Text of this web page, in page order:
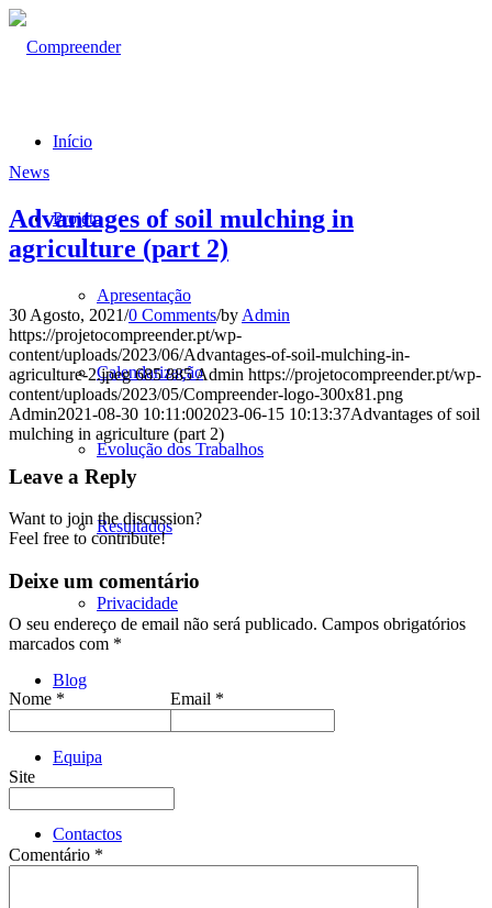
Início
Projeto
Apresentação
Calendarização
Evolução dos Trabalhos
Resultados
Privacidade
Blog
Equipa
Contactos
News
Advantages of soil mulching in
agriculture (part 2)
30 Agosto, 2021/0 Comments/by Admin
https://projetocompreender.pt/wp-
content/uploads/2023/06/Advantages-of-soil-mulching-in-
agriculture-2.jpeg 685 885Admin https://projetocompreender.pt/wp-
content/uploads/2023/05/Compreender-logo-300x81.png
Admin2021-08-30 10:11:002023-06-15 10:13:37Advantages of soil
mulching in agriculture (part 2)
Leave a Reply
Want to join the discussion?
Feel free to contribute!
Deixe um comentário
O seu endereço de email não será publicado. Campos obrigatórios
marcados com *
Nome * Email *
Site
Comentário *